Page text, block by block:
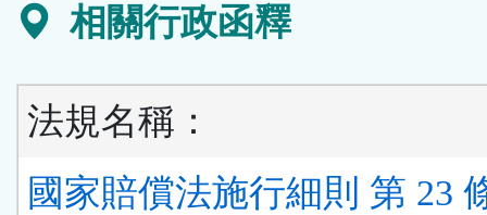
相關行政函釋
法規名稱：
國家賠償法施行細則 第 23